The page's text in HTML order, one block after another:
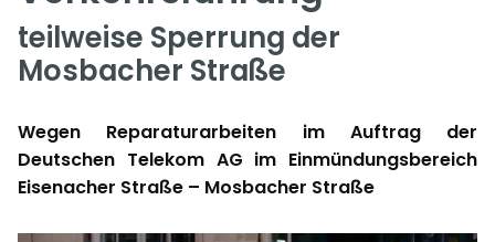
teilweise Sperrung der
Mosbacher Straße
Wegen Reparaturarbeiten im Auftrag der
Deutschen Telekom AG im Einmündungsbereich
Eisenacher Straße – Mosbacher Straße